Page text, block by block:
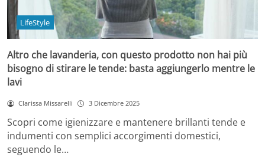
LifeStyle
Altro che lavanderia, con questo prodotto non hai più
bisogno di stirare le tende: basta aggiungerlo mentre le
lavi
Clarissa Missarelli 3 Dicembre 2025
Scopri come igienizzare e mantenere brillanti tende e
indumenti con semplici accorgimenti domestici,
seguendo le…